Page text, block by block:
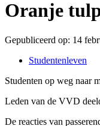
Oranje
Gepubliceerd op: 14
Studentenleven
Studenten op weg naar
Leden van de VVD
De reacties van